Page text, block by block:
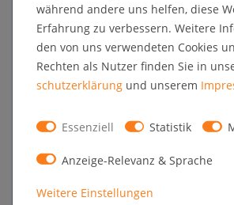
1
0
0
0
0
Melden Sie sich an, um eine Kundenrezension
Anmelden
während andere uns helfen, diese
Erfahrung zu verbessern. Weitere
den von uns verwendeten Cookies
Rechten als Nutzer finden Sie in
schutz­erklärung und unserem
Essenziell Statistik
Anzeige-Relevanz & Sprache
Weitere Einstellungen